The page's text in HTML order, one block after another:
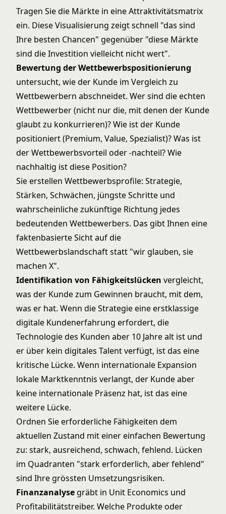
Tragen Sie die Märkte in eine Attraktivitätsmatrix
ein. Diese Visualisierung zeigt schnell "das sind
Ihre besten Chancen" gegenüber "diese Märkte
sind die Investition vielleicht nicht wert".
Bewertung der Wettbewerbspositionierung
untersucht, wie der Kunde im Vergleich zu
Wettbewerbern abschneidet. Wer sind die echten
Wettbewerber (nicht nur die, mit denen der Kunde
glaubt zu konkurrieren)? Wie ist der Kunde
positioniert (Premium, Value, Spezialist)? Was ist
der Wettbewerbsvorteil oder -nachteil? Wie
nachhaltig ist diese Position?
Sie erstellen Wettbewerbsprofile: Strategie,
Stärken, Schwächen, jüngste Schritte und
wahrscheinliche zukünftige Richtung jedes
bedeutenden Wettbewerbers. Das gibt Ihnen eine
faktenbasierte Sicht auf die
Wettbewerbslandschaft statt "wir glauben, sie
machen X".
Identifikation von Fähigkeitslücken vergleicht,
was der Kunde zum Gewinnen braucht, mit dem,
was er hat. Wenn die Strategie eine erstklassige
digitale Kundenerfahrung erfordert, die
Technologie des Kunden aber 10 Jahre alt ist und
er über kein digitales Talent verfügt, ist das eine
kritische Lücke. Wenn internationale Expansion
lokale Marktkenntnis verlangt, der Kunde aber
keine internationale Präsenz hat, ist das eine
weitere Lücke.
Ordnen Sie erforderliche Fähigkeiten dem
aktuellen Zustand mit einer einfachen Bewertung
zu: stark, ausreichend, schwach, fehlend. Lücken
im Quadranten "stark erforderlich, aber fehlend"
sind Ihre grössten Umsetzungsrisiken.
Finanzanalyse gräbt in Unit Economics und
Profitabilitätstreiber. Welche Produkte oder